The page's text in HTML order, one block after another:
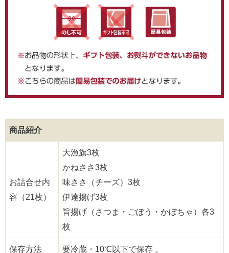
商品紹介
お詰合せ内
容（21枚）
大漁旗3枚
かねささ3枚
味ささ（チーズ）3枚
伊達揚げ3枚
旨揚げ（さつま・ごぼう・かぼちゃ）各3
枚
保存方法 要冷蔵・10℃以下で保存 。